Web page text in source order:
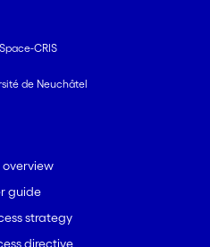
CRIS
de Neuchâtel
overview
guide
strategy
directive